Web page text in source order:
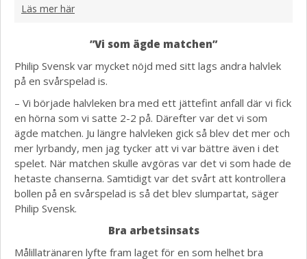
Läs mer här
”Vi som ägde matchen”
Philip Svensk var mycket nöjd med sitt lags andra halvlek
på en svårspelad is.
– Vi började halvleken bra med ett jättefint anfall där vi fick
en hörna som vi satte 2-2 på. Därefter var det vi som
ägde matchen. Ju längre halvleken gick så blev det mer och
mer lyrbandy, men jag tycker att vi var bättre även i det
spelet. När matchen skulle avgöras var det vi som hade de
hetaste chanserna. Samtidigt var det svårt att kontrollera
bollen på en svårspelad is så det blev slumpartat, säger
Philip Svensk.
Bra arbetsinsats
Målillatränaren lyfte fram laget för en som helhet bra